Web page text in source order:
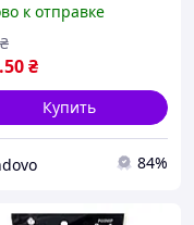
и
к отправке
.50₴
₴
Купить
84%